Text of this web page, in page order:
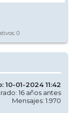
0
10-01-2024 11:42
16 años antes
Mensajes: 1.970